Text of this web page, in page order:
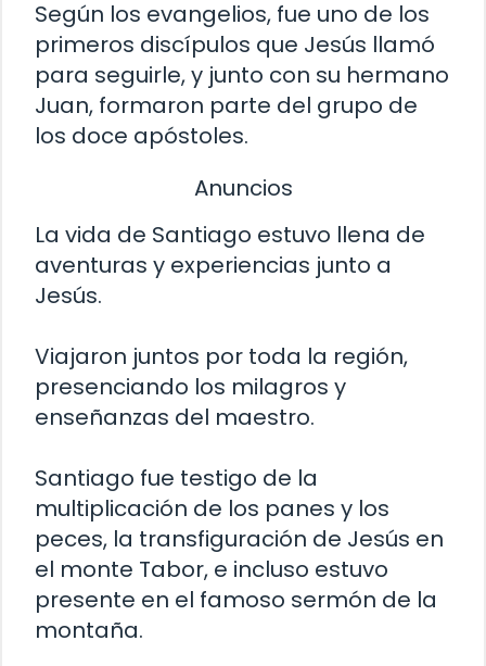
Según los evangelios, fue uno de los
primeros discípulos que Jesús llamó
para seguirle, y junto con su hermano
Juan, formaron parte del grupo de
los doce apóstoles.
Anuncios
La vida de Santiago estuvo llena de
aventuras y experiencias junto a
Jesús.
Viajaron juntos por toda la región,
presenciando los milagros y
enseñanzas del maestro.
Santiago fue testigo de la
multiplicación de los panes y los
peces, la transfiguración de Jesús en
el monte Tabor, e incluso estuvo
presente en el famoso sermón de la
montaña.